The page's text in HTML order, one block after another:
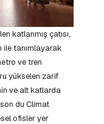
katlanmış çatısı,
ile tanımlayarak
ve tren
yükselen zarif
ve alt katlarda
du Climat
ofisler yer